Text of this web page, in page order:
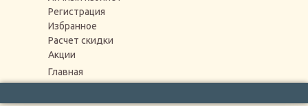
Регистрация
Избранное
Расчет скидки
Акции
Главная